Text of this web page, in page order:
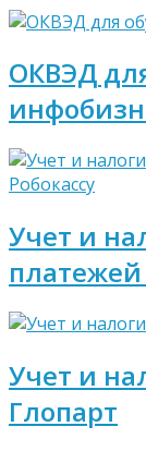
ОКВЭД
Учет и
платежей
Учет и
Глопарт